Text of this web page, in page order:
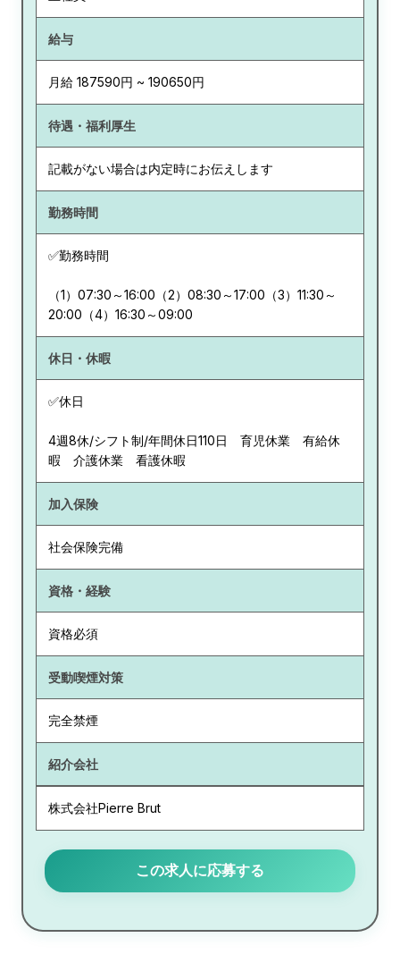
給与
月給 187590円 ~ 190650円
待遇・福利厚生
記載がない場合は内定時にお伝えします
勤務時間
✅勤務時間
（1）07:30～16:00（2）08:30～17:00（3）11:30～
20:00（4）16:30～09:00
休日・休暇
✅休日
4週8休/シフト制/年間休日110日 育児休業 有給休
暇 介護休業 看護休暇
加入保険
社会保険完備
資格・経験
資格必須
受動喫煙対策
完全禁煙
紹介会社
株式会社Pierre Brut
この求人に応募する